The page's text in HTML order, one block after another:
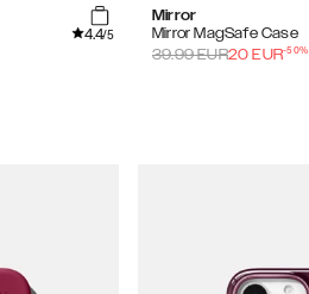
4.4/5
Mirror
Mirror MagSafe Case
39.99EUR20 EUR-50%